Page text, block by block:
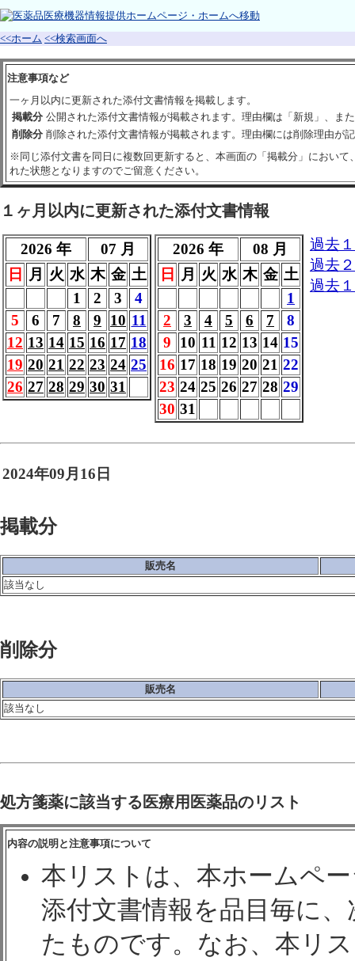
<<ホーム <<検索画面へ
注意事項など
一ヶ月以内に更新された添付文書情報を掲載します。
掲載分 公開された添付文書情報が掲載されます。理由欄は「新規」、ま
削除分 削除された添付文書情報が掲載されます。理由欄には削除理由が
※同じ添付文書を同日に複数回更新すると、本画面の「掲載分」におい
れた状態となりますのでご留意ください。
１ヶ月以内に更新された添付文書情報
2026 年
07 月
日
月 火 水 木 金 土
1
2 3
4
5
6 7 8 9 10 11
12 13 14 15 16 17 18
19 20 21 22 23 24 25
26 27 28 29 30 31
2026 年
08 月
日
月 火 水 木 金 土
1
2
3 4 5 6 7
8
9
10 11 12 13 14 15
16 17 18 19 20 21 22
23 24 25 26 27 28 29
30 31
過去
過去
過去
2024年09月16日
掲載分
販売名
該当なし
削除分
販売名
該当なし
処方箋薬に該当する医療用医薬品のリスト
内容の説明と注意事項について
本リストは、本ホームペ
添付文書情報を品目毎に
たものです。なお、本リ